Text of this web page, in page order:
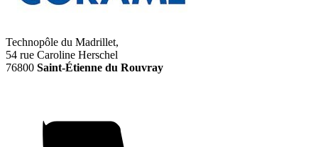
Technopôle du Madrillet,
54 rue Caroline Herschel
76800 Saint-Étienne du Rouvray